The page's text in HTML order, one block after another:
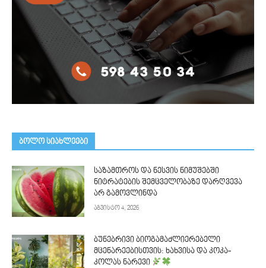
ᲑᲝᲚᲝ ᲡᲘᲐᲮᲚᲔᲔᲑᲘ
საზამთროს და ნესვის ნიმუშებში
ნიტრატების შემცველობაზე დარღვევა
არ გამოვლინდა
აგვისტო 4, 2026
ბუნებრივი ბიოგამაძლიერებელი
მცენარეებისთვის: ხახვისა და კოკა-
კოლას ნარევი